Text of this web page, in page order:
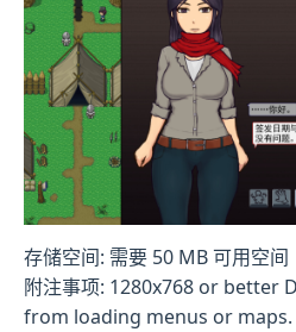
存储空间: 需要 50 MB 可用空间
附注事项: 1280x768 or better
from loading menus or